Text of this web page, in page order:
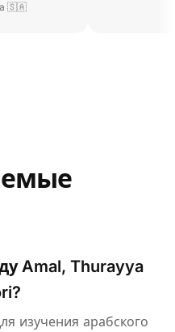
🇸🇦
Amal, Thurayya
изучения арабского